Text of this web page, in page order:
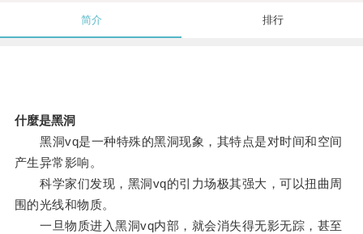
简介 排行
什麼是黑洞
黑洞vq是一种特殊的黑洞现象，其特点是对时间和空间
产生异常影响。
科学家们发现，黑洞vq的引力场极其强大，可以扭曲周
围的光线和物质。
一旦物质进入黑洞vq内部，就会消失得无影无踪，甚至